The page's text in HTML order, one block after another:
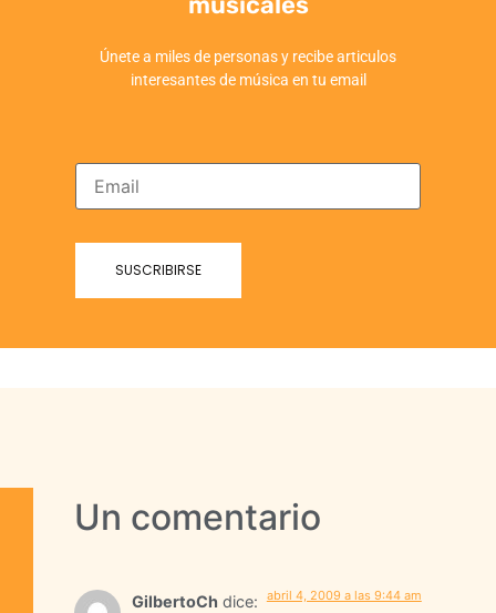
Únete a miles de personas y recibe articulos
interesantes de música en tu email
Un comentario
GilbertoCh dice: abril 4, 2009 a las 9:44 am